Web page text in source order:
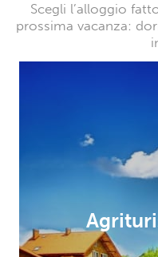
Scegli l’alloggio
prossima vacanza: